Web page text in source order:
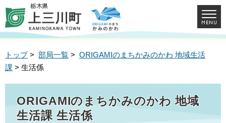
トップ> 部局一覧 > ORIGAMIのまちかみのかわ 地域生活
課 > 生活係
ORIGAMIのまちかみのかわ 地域
生活課 生活係